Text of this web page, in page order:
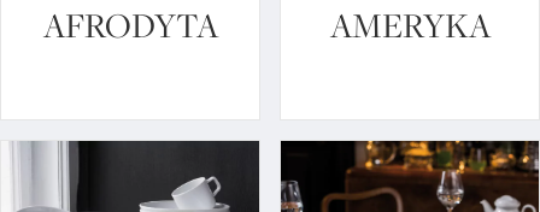
AFRODYTA AMERYKA